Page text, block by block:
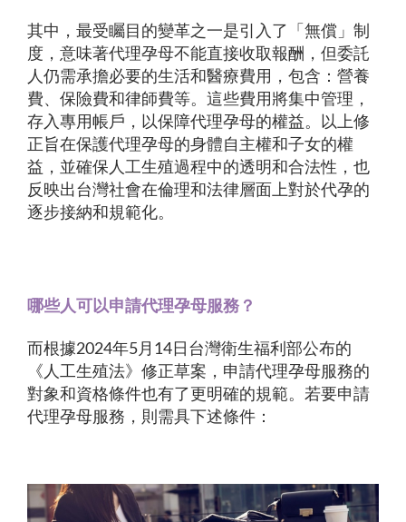
其中，最受矚目的變革之一是引入了「無償」制
度，意味著代理孕母不能直接收取報酬，但委託
人仍需承擔必要的生活和醫療費用，包含：營養
費、保險費和律師費等。這些費用將集中管理，
存入專用帳戶，以保障代理孕母的權益。以上修
正旨在保護代理孕母的身體自主權和子女的權
益，並確保人工生殖過程中的透明和合法性，也
反映出台灣社會在倫理和法律層面上對於代孕的
逐步接納和規範化。
哪些人可以申請代理孕母服務？
而根據2024年5月14日台灣衛生福利部公布的
《人工生殖法》修正草案，申請代理孕母服務的
對象和資格條件也有了更明確的規範。若要申請
代理孕母服務，則需具下述條件：